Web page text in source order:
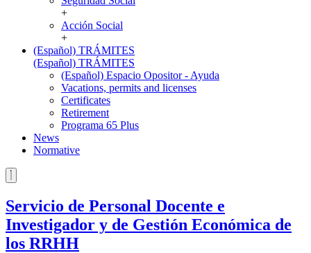
+
Acción Social
+
(Español) TRÁMITES
(Español) TRÁMITES
(Español) Espacio Opositor - Ayuda
Vacations, permits and licenses
Certificates
Retirement
Programa 65 Plus
News
Normative
Servicio de Personal Docente e
Investigador y de Gestión Económica de
los RRHH